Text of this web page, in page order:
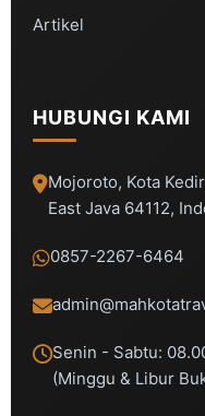
Artikel
HUBUNGI KAMI
Mojoroto, Kota
East Java 64112,
0857-2267-6464
Senin - Sabtu:
(Minggu & Libur